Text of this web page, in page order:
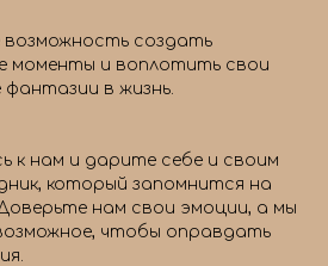
возможность создать
моменты и воплотить свои
фантазии в жизнь.
к нам и дарите себе и своим
который запомнится на
нам свои эмоции, а мы
чтобы оправдать